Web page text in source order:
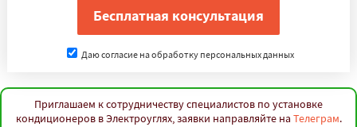
Даю согласие на обработку персональных данных
Приглашаем к сотрудничеству специалистов по установке
кондиционеров в Электроуглях, заявки направляйте на Телеграм.